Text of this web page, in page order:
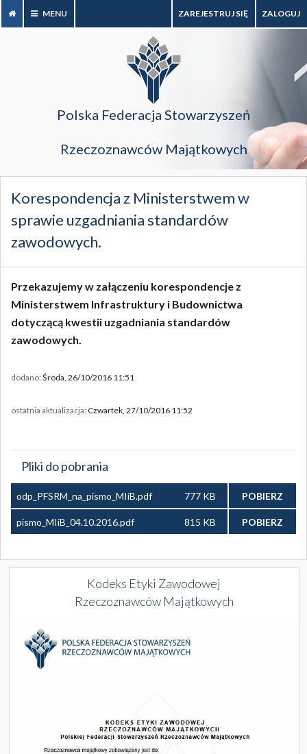
MENU ZALOGUJ
ZAREJESTRUJ SIĘ
Polska Federacja Stowarzyszeń
Rzeczoznawców Majątkowych
Korespondencja z Ministerstwem w
sprawie uzgadniania standardów
zawodowych.
Przekazujemy w załączeniu korespondencje z
Ministerstwem Infrastruktury i Budownictwa
dotyczącą kwestii uzgadniania standardów
zawodowych.
dodano: Środa, 26/10/2016 11:51
ostatnia aktualizacja: Czwartek, 27/10/2016 11:52
Pliki do pobrania
odp_PFSRM_na_pismo_MIiB.pdf 777 KB POBIERZ
pismo_MIiB_04.10.2016.pdf 815 KB POBIERZ
Kodeks Etyki Zawodowej
Rzeczoznawców Majątkowych